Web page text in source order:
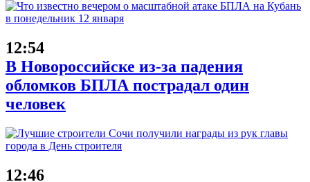
12:54
В Новороссийске из-за падения
обломков БПЛА пострадал один
человек
12:46